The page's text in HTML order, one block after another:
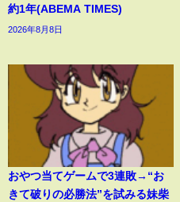
約1年(ABEMA TIMES)
2026年8月8日
おやつ当てゲームで3連敗→“お
きて破りの必勝法”を試みる妹柴